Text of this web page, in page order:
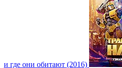
и где они обитают (2016)